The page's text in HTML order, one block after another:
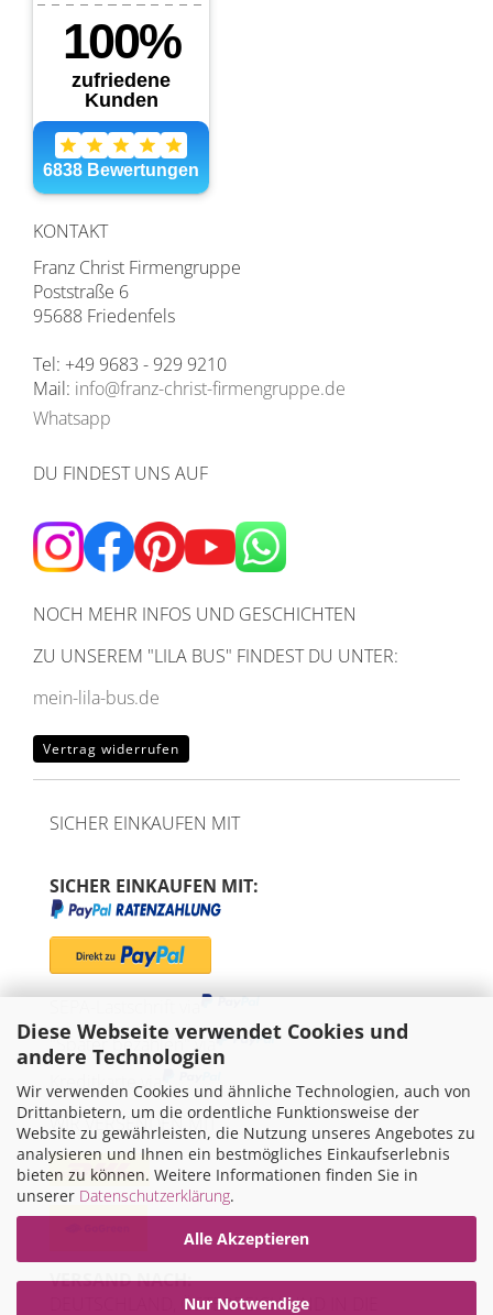
Diese Webseite verwendet Cookies und
andere Technologien
Wir verwenden Cookies und ähnliche Technologien, auch von
Drittanbietern, um die ordentliche Funktionsweise der
Website zu gewährleisten, die Nutzung unseres Angebotes zu
analysieren und Ihnen ein bestmögliches Einkaufserlebnis
bieten zu können. Weitere Informationen finden Sie in
unserer Datenschutzerklärung.
Alle Akzeptieren
Nur Notwendige
KONTAKT
Franz Christ Firmengruppe
Poststraße 6
95688 Friedenfels
Tel: +49 9683 - 929 9210
Mail: info@franz-christ-firmengruppe.de
Whatsapp
DU FINDEST UNS AUF
NOCH MEHR INFOS UND GESCHICHTEN
ZU UNSEREM "LILA BUS" FINDEST DU UNTER:
mein-lila-bus.de
Vertrag widerrufen
SICHER EINKAUFEN MIT
SICHER EINKAUFEN MIT:
"Später bezahlen" via
Kreditkarte via
WIR VERSENDEN MIT
VERSAND NACH:
DEUTSCHLAND, ÖSTERREICH UND IN DIE